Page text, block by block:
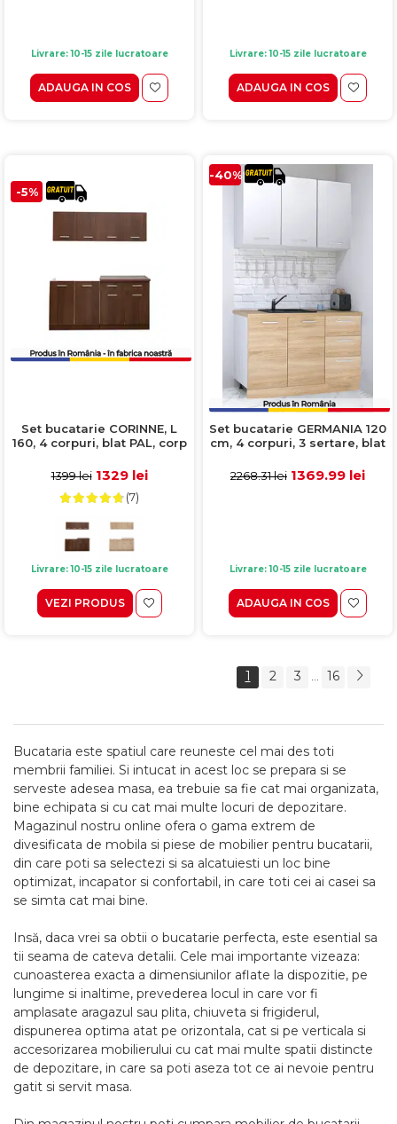
Livrare: 10-15 zile lucratoare
ADAUGA IN COS
Livrare: 10-15 zile lucratoare
ADAUGA IN COS
-5%
Set bucatarie CORINNE, L
160, 4 corpuri, blat PAL, corp
1399 lei 1329 lei
(7)
Livrare: 10-15 zile lucratoare
VEZI PRODUS
-40%
Set bucatarie GERMANIA 120
cm, 4 corpuri, 3 sertare, blat
2268.31 lei 1369.99 lei
Livrare: 10-15 zile lucratoare
ADAUGA IN COS
1 2 3 16
Bucataria este spatiul care reuneste cel mai des toti
membrii familiei. Si intucat in acest loc se prepara si se
serveste adesea masa, ea trebuie sa fie cat mai organizata,
bine echipata si cu cat mai multe locuri de depozitare.
Magazinul nostru online ofera o gama extrem de
divesificata de mobila si piese de mobilier pentru bucatarii,
din care poti sa selectezi si sa alcatuiesti un loc bine
optimizat, incapator si confortabil, in care toti cei ai casei sa
se simta cat mai bine.
Insă, daca vrei sa obtii o bucatarie perfecta, este esential sa
tii seama de cateva detalii. Cele mai importante vizeaza:
cunoasterea exacta a dimensiunilor aflate la dispozitie, pe
lungime si inaltime, prevederea locul in care vor fi
amplasate aragazul sau plita, chiuveta si frigiderul,
dispunerea optima atat pe orizontala, cat si pe verticala si
accesorizarea mobilierului cu cat mai multe spatii distincte
de depozitare, in care sa poti aseza tot ce ai nevoie pentru
gatit si servit masa.